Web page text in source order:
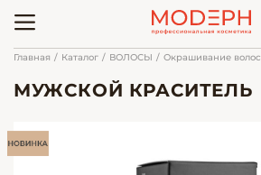
Главная Каталог ВОЛОСЫ Окрашивание волос
МУЖСКОЙ КРАСИТЕЛЬ